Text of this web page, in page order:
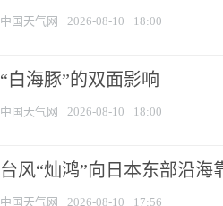
中国天气网 2026-08-10 18:00
​“白海豚”的双面影响
中国天气网 2026-08-10 18:00
台风“灿鸿”向日本东部沿海
中国天气网 2026-08-10 17:56